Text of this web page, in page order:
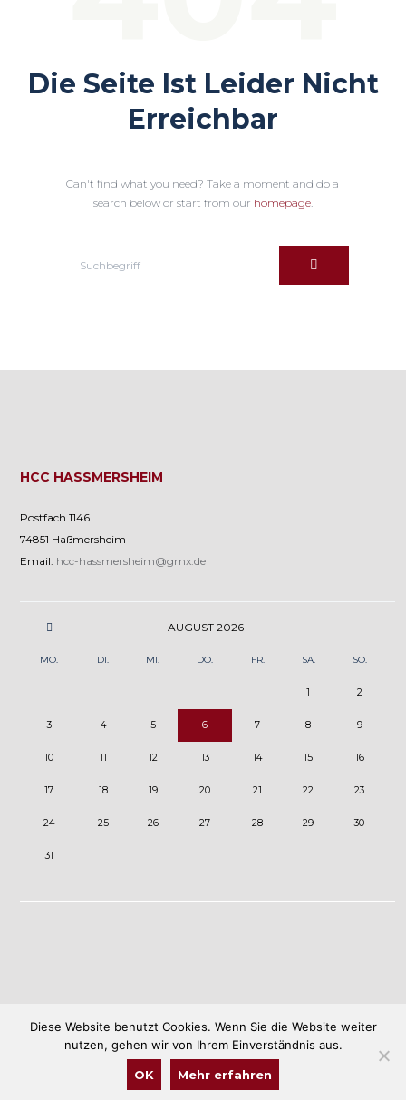
Die Seite Ist Leider Nicht
Erreichbar
Can't find what you need? Take a moment and do a
search below or start from our homepage.
HCC HASSMERSHEIM
Postfach 1146
74851 Haßmersheim
Email: hcc-hassmersheim@gmx.de
AUGUST2026
MO. DI. MI. DO. FR. SA. SO.
1 2
3 4 5 6 7 8 9
10 11 12 13 14 15 16
17 18 19 20 21 22 23
24 25 26 27 28 29 30
31
©Haßmersheimer Carneval Club 2020
Diese Website benutzt Cookies. Wenn Sie die Website weiter
nutzen, gehen wir von Ihrem Einverständnis aus.
OK Mehr erfahren